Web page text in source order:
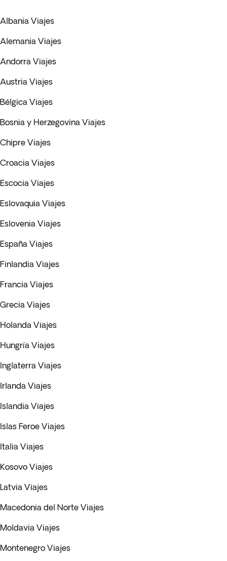
Albania Viajes
Alemania Viajes
Andorra Viajes
Austria Viajes
Bélgica Viajes
Bosnia y Herzegovina Viajes
Chipre Viajes
Croacia Viajes
Escocia Viajes
Eslovaquia Viajes
Eslovenia Viajes
España Viajes
Finlandia Viajes
Francia Viajes
Grecia Viajes
Holanda Viajes
Hungría Viajes
Inglaterra Viajes
Irlanda Viajes
Islandia Viajes
Islas Feroe Viajes
Italia Viajes
Kosovo Viajes
Latvia Viajes
Macedonia del Norte Viajes
Moldavia Viajes
Montenegro Viajes